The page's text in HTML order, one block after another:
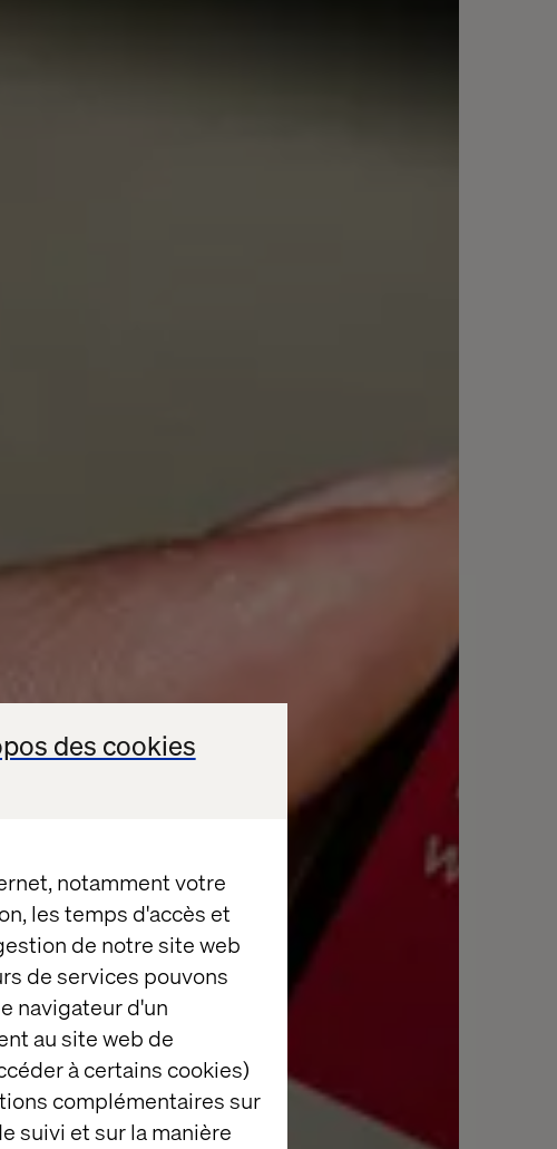
des cookies
notamment votre
les temps d'accès et
de notre site web
de services pouvons
navigateur d'un
au site web de
à certains cookies)
complémentaires sur
suivi et sur la manière